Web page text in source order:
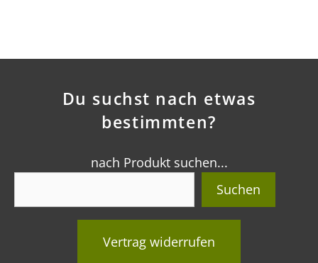
Du suchst nach etwas
bestimmten?
nach Produkt suchen...
Suchen
Vertrag widerrufen